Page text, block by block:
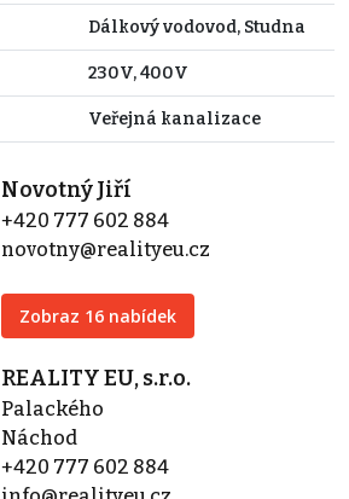
Dálkový vodovod, Studna
230V, 400V
Veřejná kanalizace
Novotný Jiří
+420 777 602 884
novotny@realityeu.cz
Zobraz 16 nabídek
REALITY EU, s.r.o.
Palackého
Náchod
+420 777 602 884